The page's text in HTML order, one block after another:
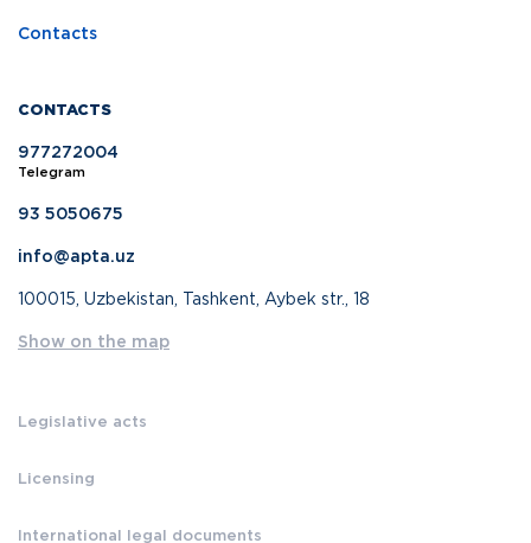
Contacts
CONTACTS
977272004
Telegram
93 5050675
info@apta.uz
100015, Uzbekistan, Tashkent, Aybek str., 18
Show on the map
Legislative acts
Licensing
International legal documents